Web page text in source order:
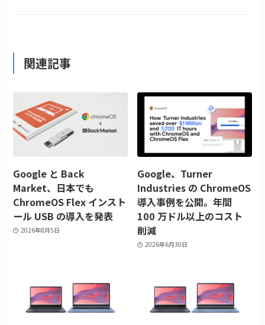
関連記事
Google と Back
Market、日本でも
ChromeOS Flex インスト
ール USB の導入を発表
2026年8月5日
Google、Turner
Industries の ChromeOS
導入事例を公開。年間
100 万ドル以上のコスト
削減
2026年6月30日